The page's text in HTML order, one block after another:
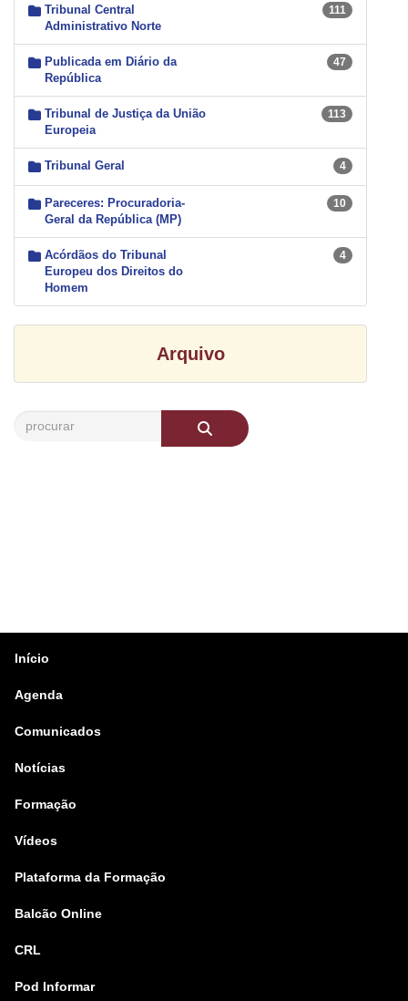
Tribunal Central
Administrativo Norte
111
Publicada em Diário da
República
47
Tribunal de Justiça da União
Europeia
113
Tribunal Geral 4
Pareceres: Procuradoria-
Geral da República (MP)
10
Acórdãos do Tribunal
Europeu dos Direitos do
Homem
4
Arquivo
Início
Agenda
Comunicados
Notícias
Formação
Vídeos
Plataforma da Formação
Balcão Online
CRL
Pod Informar